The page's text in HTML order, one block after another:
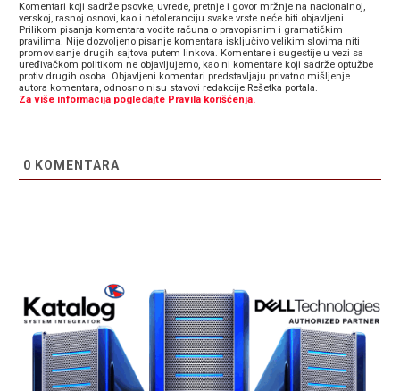
Komentari koji sadrže psovke, uvrede, pretnje i govor mržnje na nacionalnoj,
verskoj, rasnoj osnovi, kao i netoleranciju svake vrste neće biti objavljeni.
Prilikom pisanja komentara vodite računa o pravopisnim i gramatičkim
pravilima. Nije dozvoljeno pisanje komentara isključivo velikim slovima niti
promovisanje drugih sajtova putem linkova. Komentare i sugestije u vezi sa
uređivačkom politikom ne objavljujemo, kao ni komentare koji sadrže optužbe
protiv drugih osoba. Objavljeni komentari predstavljaju privatno mišljenje
autora komentara, odnosno nisu stavovi redakcije Rešetka portala.
Za više informacija pogledajte Pravila korišćenja.
0 KOMENTARA